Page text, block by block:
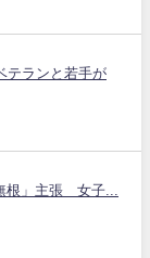
テランと若手が
根」主張 女子...